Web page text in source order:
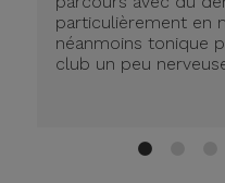
particulièrement en
néanmoins tonique
club un peu
1